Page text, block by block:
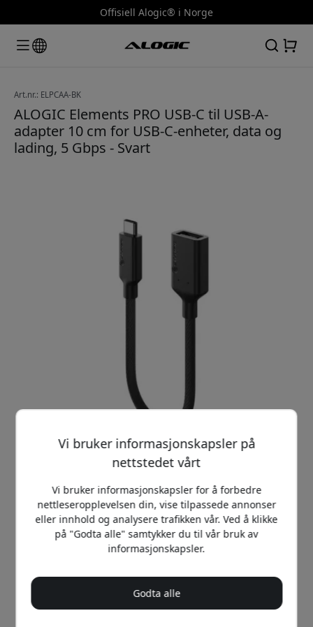
Offisiell Alogic® i Norge
Art.nr.: ELPCAA-BK
ALOGIC Elements PRO USB-C til USB-A-
adapter 10 cm for USB-C-enheter, data og
lading, 5 Gbps - Svart
Anbefalt pris
149 NOK
På lager - klar til å sendes
Vi bruker informasjonskapsler på
nettstedet vårt
Vi bruker informasjonskapsler for å forbedre
nettleseropplevelsen din, vise tilpassede annonser
eller innhold og analysere trafikken vår. Ved å klikke
på "Godta alle" samtykker du til vår bruk av
informasjonskapsler.
Godta alle